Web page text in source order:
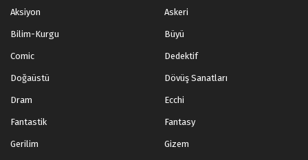
Douluo Dalu 2: Eşsiz Tang Mezhebi 21.Bölüm
Aksiyon Askeri
Bilim-Kurgu Büyü
Comic Dedektif
Doğaüstü Dövüş Sanatları
Dram Ecchi
Fantastik Fantasy
Gerilim Gizem